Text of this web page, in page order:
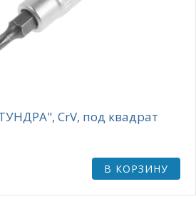
CrV, под квадрат
В КОРЗИНУ